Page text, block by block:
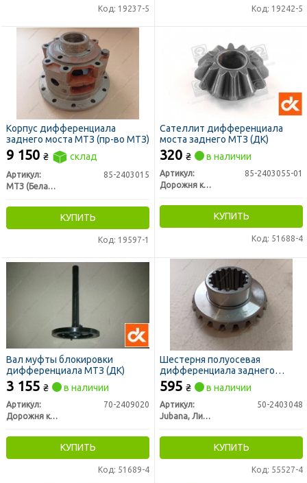
Код: 19237-5 Код: 19242-5
Корпус дифференциала
заднего моста МТЗ (пр-во МТЗ)
9 150 ₴ склад
Артикул:
85-2403015
МТЗ (Беларусь)
КУПИТЬ
Код: 19597-1
Сателлит дифференциала
моста заднего МТЗ (ДК)
320 ₴ в наличии
Артикул:
85-2403055-01
Дорожня карта
КУПИТЬ
Код: 51688-4
Вал муфты блокировки
дифференциала МТЗ (ДК)
3 155 ₴ в наличии
Артикул:
70-2409020
Дорожня карта
КУПИТЬ
Код: 51689-4
Шестерня полуосевая
дифференциала заднего
моста МТЗ Z=22 (ТМ JUBANA)
595 ₴ в наличии
Артикул:
50-2403048
Jubana, Литва
КУПИТЬ
Код: 55527-4